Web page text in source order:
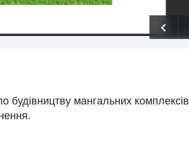
будівництву мангальних комплексів